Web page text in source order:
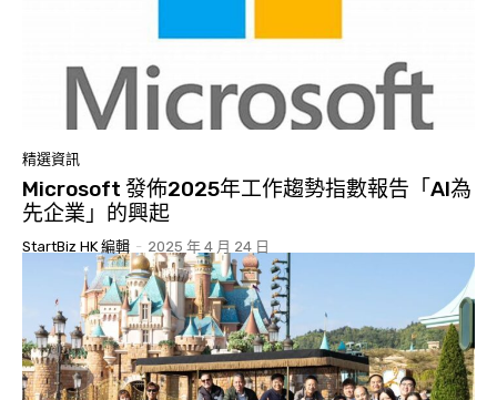
精選資訊
Microsoft 發佈2025年工作趨勢指數報告「AI為
先企業」的興起
StartBiz HK 編輯 - 2025 年 4 月 24 日